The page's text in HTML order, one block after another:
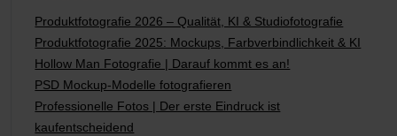
Produktfotografie 2026 – Qualität, KI & Studiofotografie
Produktfotografie 2025: Mockups, Farbverbindlichkeit & KI
Hollow Man Fotografie | Darauf kommt es an!
PSD Mockup-Modelle fotografieren
Professionelle Fotos | Der erste Eindruck ist
kaufentscheidend